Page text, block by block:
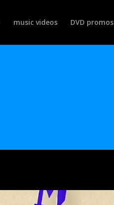
music videos DVD promos
banner dell'informativa